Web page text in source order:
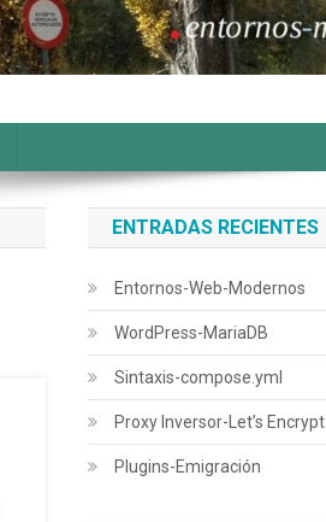
ENTRADAS RECIENTES
Entornos-Web-Modernos
WordPress-MariaDB
Sintaxis-compose.yml
Proxy Inversor-Let’s Encrypt
Plugins-Emigración